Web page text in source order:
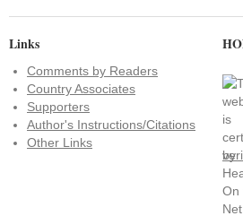
Links
Comments by Readers
Country Associates
Supporters
Author's Instructions/Citations
Other Links